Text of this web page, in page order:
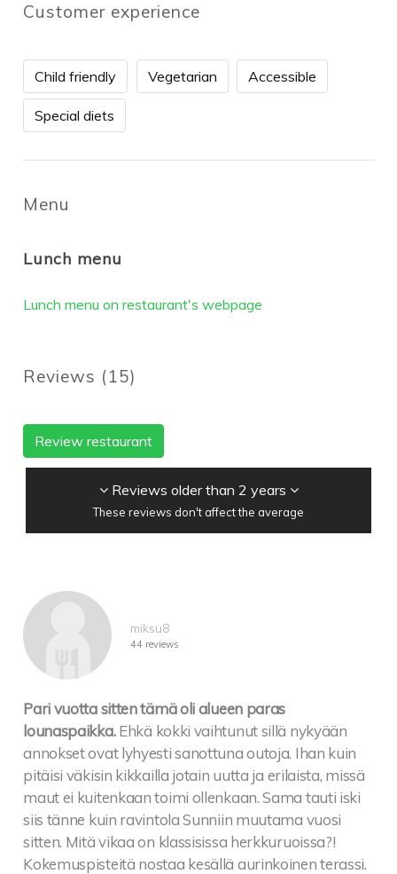
Customer experience
Child friendly Vegetarian Accessible
Special diets
Menu
Lunch menu
Lunch menu on restaurant's webpage
Reviews (15)
Review restaurant
Reviews older than 2 years
These reviews don't affect the average
miksu8
44 reviews
Pari vuotta sitten tämä oli alueen paras
lounaspaikka. Ehkä kokki vaihtunut sillä nykyään
annokset ovat lyhyesti sanottuna outoja. Ihan kuin
pitäisi väkisin kikkailla jotain uutta ja erilaista, missä
maut ei kuitenkaan toimi ollenkaan. Sama tauti iski
siis tänne kuin ravintola Sunniin muutama vuosi
sitten. Mitä vikaa on klassisissa herkkuruoissa?!
Kokemuspisteitä nostaa kesällä aurinkoinen terassi.